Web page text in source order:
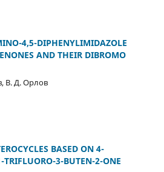
4,5-DIPHENYLIMIDAZOLE
AND THEIR DIBROMO
В. Д. Орлов
BASED ON 4-
3-BUTEN-2-ONE